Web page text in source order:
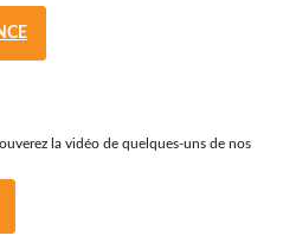
la vidéo de quelques-uns de nos